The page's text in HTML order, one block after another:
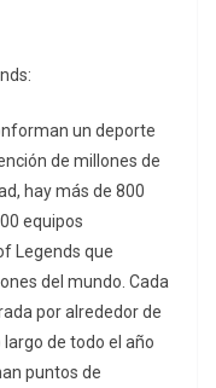
un deporte
de millones de
hay más de 800
equipos
Legends que
del mundo. Cada
por alrededor de
de todo el año
puntos de